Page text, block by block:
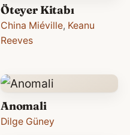
Öteyer Kitabı
China Miéville, Keanu
Reeves
Anomali
Dilge Güney